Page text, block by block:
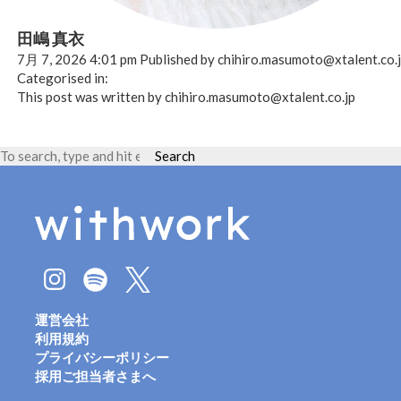
田嶋 真衣
7月 7, 2026 4:01 pm Published by
Categorised in:
This post was written by chihiro.masumoto@xtalent.co.jp
Search
運営会社
利用規約
プライバシーポリシー
採用ご担当者さまへ